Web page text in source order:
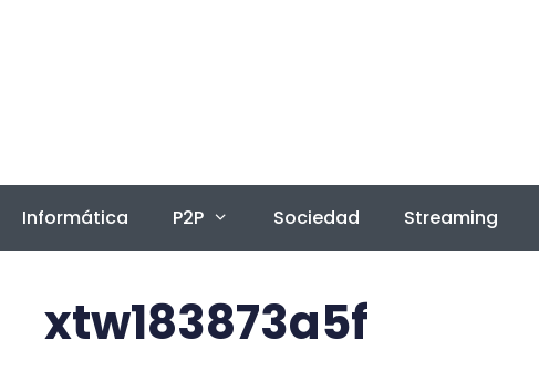
Informática P2P Sociedad Streaming
xtw183873a5f